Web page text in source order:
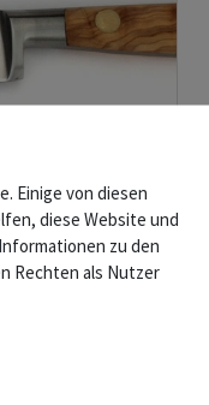
- Klinge 20 cm
Einige von diesen
diese Website und
zu den
Rechten als Nutzer